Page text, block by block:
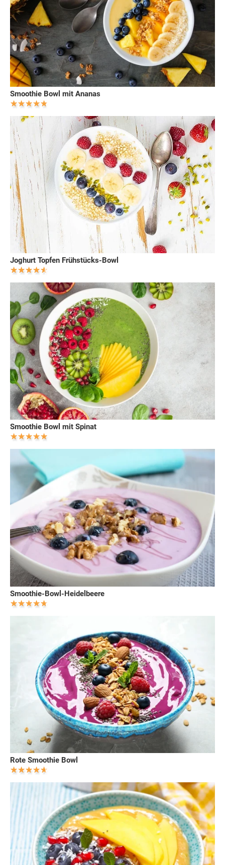
Smoothie Bowl mit Ananas
Joghurt Topfen Frühstücks-Bowl
Smoothie Bowl mit Spinat
Smoothie-Bowl-Heidelbeere
Rote Smoothie Bowl